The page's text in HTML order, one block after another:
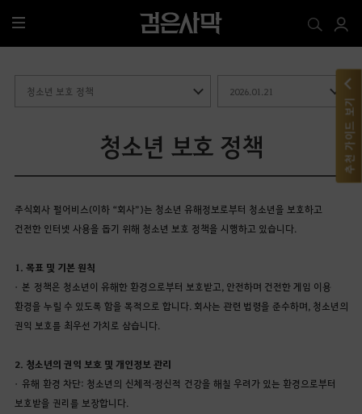
전
체
뉴
청소년 보호 정책
주식회사 펄어비스(이하 “회사”)는 청소년 유해정보로부터 청소년을 보호하고
건전한 인터넷 사용을 돕기 위해 청소년 보호 정책을 시행하고 있습니다.
1. 목표 및 기본 원칙
• 본 정책은 청소년이 유해한 환경으로부터 보호받고, 안전하며 건전한 게임 이용
환경을 누릴 수 있도록 함을 목적으로 합니다. 회사는 관련 법령을 준수하며, 청소년의
권익 보호를 최우선 가치로 삼습니다.
2. 청소년의 권익 보호 및 개인정보 관리
• 유해 환경 차단: 청소년의 신체적·정신적 건강을 해칠 우려가 있는 환경으로부터
보호받을 권리를 보장합니다.
추천 가이드 보기